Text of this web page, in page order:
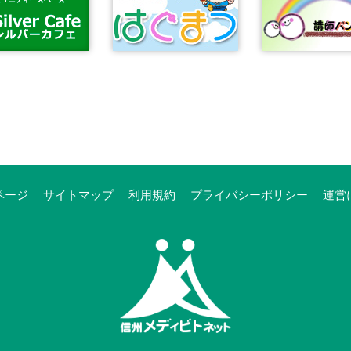
ージ サイトマップ 利用規約 プライバシーポリシー 運営